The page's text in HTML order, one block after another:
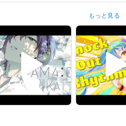
もっと見る